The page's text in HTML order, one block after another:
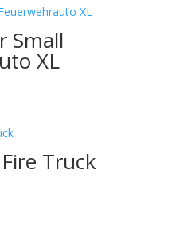
Small
XL
Truck